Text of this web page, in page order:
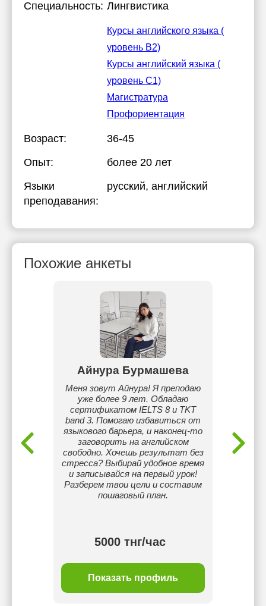
Специальность: Лингвистика
Курсы английского языка (
уровень B2)
Курсы английский языка (
уровень C1)
Магистратура
Профориентация
Возраст:
36-45
Опыт:
более 20 лет
Языки
преподавания:
русский, английский
Похожие анкеты
Айнура Бурмашева
Меня зовут Айнура! Я преподаю
уже более 9 лет. Обладаю
сертификатом IELTS 8 и TKT
band 3. Помогаю избавиться от
языкового барьера, и наконец-то
заговорить на английском
свободно. Хочешь результат без
стресса? Выбирай удобное время
и записывайся на первый урок!
Разберем твои цели и составим
пошаговый план.
5000 тнг/час
Показать профиль